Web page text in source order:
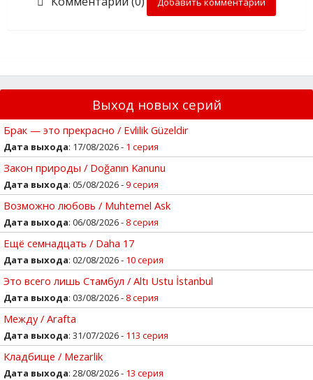
Выход новых серий
Брак — это прекрасно / Evlilik Güzeldir
Дата выхода: 17/08/2026 - 1 серия
Закон природы / Doğanın Kanunu
Дата выхода: 05/08/2026 -9 серия
Возможно любовь / Muhtemel Ask
Дата выхода: 06/08/2026 - 8 серия
Ещё семнадцать / Daha 17
Дата выхода: 02/08/2026 - 10 серия
Это всего лишь Стамбул / Altı Ustu İstanbul
Дата выхода: 03/08/2026 - 8 серия
Между / Arafta
Дата выхода: 31/07/2026 - 113 серия
Кладбище / Mezarlik
Дата выхода: 28/08/2026 - 13 серия